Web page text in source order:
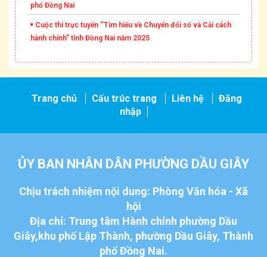
phố Đồng Nai
Cuộc thi trực tuyến “Tìm hiểu về Chuyển đổi số và Cải cách
hành chính” tỉnh Đồng Nai năm 2025
Trang chủ Cấu trúc trang Liên hệ
Đăng
nhập
ỦY BAN NHÂN DÂN PHƯỜNG DẦU GIÂY
Chịu trách nhiệm nội dung: Phòng Văn hóa - Xã
hội
Địa chỉ: Trung tâm Hành chính phường Dầu
Giây,khu phố Lập Thành, phường Dầu Giây, Thành
phố Đồng Nai.